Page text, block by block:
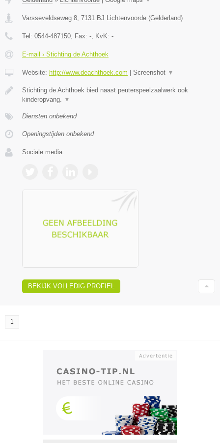
Varsseveldseweg 8, 7131 BJ Lichtenvoorde (Gelderland)
Tel: 0544-487150, Fax: -, KvK: -
E-mail › Stichting de Achthoek
Website: http://www.deachthoek.com Screenshot ▼
Stichting de Achthoek bied naast peuterspeelzaalwerk ook
kinderopvang. ▼
Diensten onbekend
Openingstijden onbekend
Sociale media:
BEKIJK VOLLEDIG PROFIEL
1